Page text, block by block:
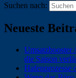
Suchen nach:
Neueste
Umsatzbooster
die Saison
Hafenprozesse